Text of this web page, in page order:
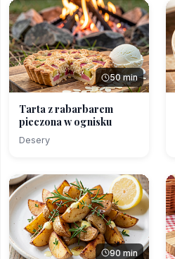
50 min
Tarta z rabarbarem
pieczona w ognisku
Desery
90 min